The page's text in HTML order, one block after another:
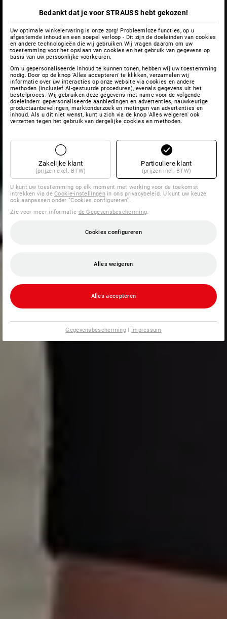
Bedankt dat je voor STRAUSS hebt gekozen!
Uw optimale winkelervaring is onze zorg! Probleemloze functies, op u
afgestemde inhoud en een soepel verloop - Dit zijn de doeleinden van cookies
en andere technologieën die wij gebruiken.Wij vragen daarom om uw
toestemming voor het opslaan van cookies en het gebruik van gegevens op
basis van uw persoonlijke voorkeuren.
Om u gepersonaliseerde inhoud te kunnen tonen, hebben wij uw toestemming
nodig. Door op de knop 'Alles accepteren' te klikken, verzamelen wij
informatie over uw interacties op onze website via cookies en andere
methoden (inclusief AI-gestuurde procedures), evenals gegevens uit het
bestelproces. Wij gebruiken deze gegevens met name voor de volgende
doeleinden: gepersonaliseerde aanbiedingen en advertenties, nauwkeurige
productaanbevelingen, marktonderzoek en metingen van advertenties en
inhoud. Als u dit niet wenst, kunt u zich via de knop 'Alles weigeren' ook
verzetten tegen het gebruik van dergelijke cookies en methoden.
Zakelijke klant
(prijzen excl. BTW)
Particuliere klant
(prijzen incl. BTW)
U kunt uw toestemming op elk moment met werking voor de toekomst
intrekken via deCookie-instellingenin ons privacybeleid. U kunt uw keuze
ook aanpassen onder “Cookies configureren”.
Zie voor meer informatie de Gegevensbescherming.
Cookies configureren
Alles weigeren
Alles accepteren
Gegevensbescherming | Impressum